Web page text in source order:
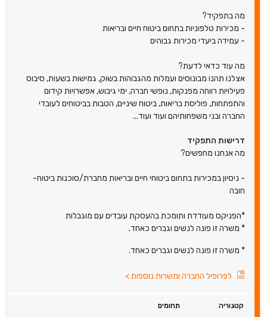
מה בתפקיד?
- מכירות טלפוניות בתחום ביטוח חיים ובריאות
- עמידה ביעדי מכירות גבוהים
מה עוד כדאי לדעת?
אצלנו תהנו מבונוסים ועמלות מהגבוהות בשוק, גמישות בשעות, סיבוס
פעילויות רווחה מפנקות, נופשי חברה, ימי גיבוש, אפשרויות קידום
והתפתחות, פוליסת בריאות, ביטוח שיניים, הטבות בביטוחים לעובדי
החברה ובני משפחותיהם ועוד ועוד...
דרישות התפקיד
מה אנחנו מחפשים?
- ניסיון במכירות בתחום ביטוחי חיים ובריאות מחברת/סוכנות ביטוח-
חובה
*הפניקס מעודדת ותומכת בהעסקת עובדים עם מוגבלות
* משרה זו פונה לנשים וגברים כאחד.
* משרה זו פונה לנשים וגברים כאחד.
לפרופיל החברה ומשרות נוספות>
קטגוריה
תחומים